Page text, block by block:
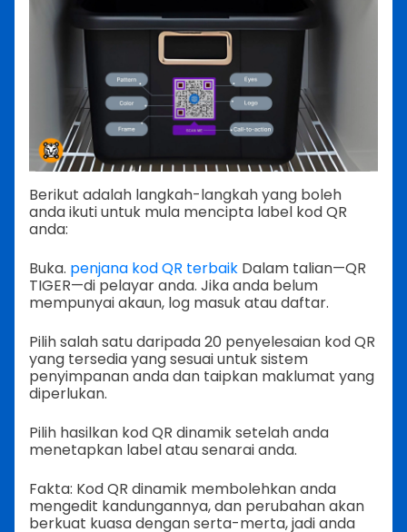
Berikut adalah langkah-langkah yang boleh
anda ikuti untuk mula mencipta label kod QR
anda:
Buka. penjana kod QR terbaik Dalam talian—QR
TIGER—di pelayar anda. Jika anda belum
mempunyai akaun, log masuk atau daftar.
Pilih salah satu daripada 20 penyelesaian kod QR
yang tersedia yang sesuai untuk sistem
penyimpanan anda dan taipkan maklumat yang
diperlukan.
Pilih hasilkan kod QR dinamik setelah anda
menetapkan label atau senarai anda.
Fakta: Kod QR dinamik membolehkan anda
mengedit kandungannya, dan perubahan akan
berkuat kuasa dengan serta-merta, jadi anda